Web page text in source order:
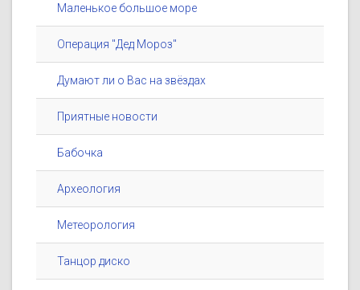
Маленькое большое море
Операция "Дед Мороз"
Думают ли о Вас на звёздах
Приятные новости
Бабочка
Археология
Метеорология
Танцор диско